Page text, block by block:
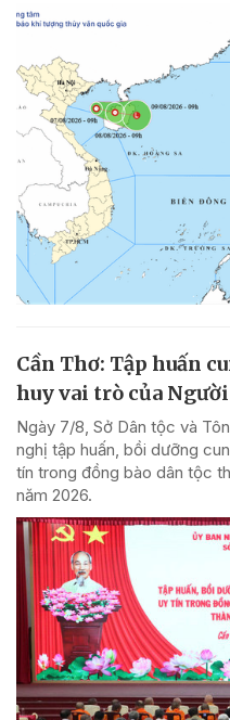
Cần Thơ: Tập huấn
huy vai trò của
Ngày 7/8, Sở Dân tộc và
nghị tập huấn, bồi dưỡng
tín trong đồng bào dân tộc
năm 2026.